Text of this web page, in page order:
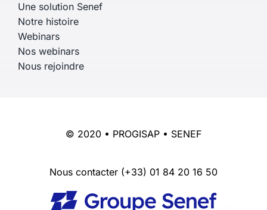
Une solution Senef
Notre histoire
Webinars
Nos webinars
Nous rejoindre
© 2020 • PROGISAP • SENEF
Nous contacter (+33) 01 84 20 16 50
English